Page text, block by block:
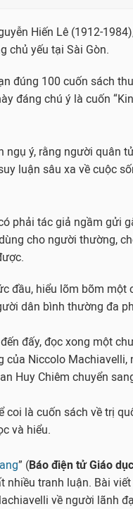
Hiến Lê (1912-
chủ yếu tại Sài Gòn.
đúng 100 cuốn sách
đáng chú ý là cuốn
ngụ ý, rằng người quân
luận sâu xa về cuộc
phải tác giả ngầm gửi
cho người thường,
đầu, hiểu lõm bõm một
dân bình thường đa
đấy, đọc xong một
của Niccolo Machiavelli,
Huy Chiêm chuyển
coi là cuốn sách về trị
và hiểu.
” (Báo điện tử Giáo
nhiều tranh luận. Bài
về người lãnh